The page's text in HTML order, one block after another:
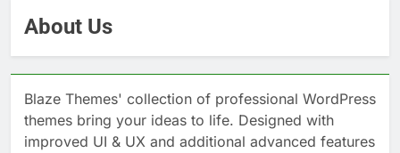
About Us
Blaze Themes' collection of professional WordPress
themes bring your ideas to life. Designed with
improved UI & UX and additional advanced features